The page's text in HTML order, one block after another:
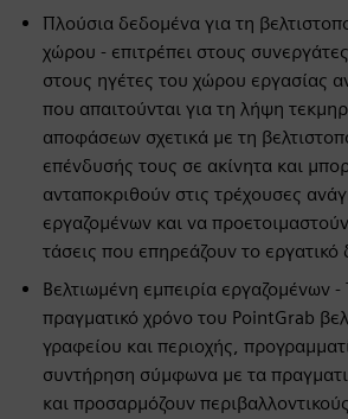
Πλούσια δεδομένα για τη
χώρου - επιτρέπει στους
στους ηγέτες του χώρου εργασίας
που απαιτούνται για τη λήψη
αποφάσεων σχετικά με τη
επένδυσής τους σε ακίνητα και
ανταποκριθούν στις τρέχουσες
εργαζομένων και να
τάσεις που επηρεάζουν το εργατικό
Βελτιωμένη εμπειρία εργαζομένων
πραγματικό χρόνο του PointGrab
γραφείου και περιοχής,
συντήρηση σύμφωνα με τα
και προσαρμόζουν